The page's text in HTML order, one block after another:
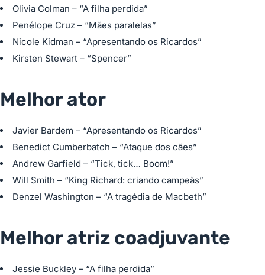
Olivia Colman – “A filha perdida”
Penélope Cruz – “Mães paralelas”
Nicole Kidman – “Apresentando os Ricardos”
Kirsten Stewart – “Spencer”
Melhor ator
Javier Bardem – “Apresentando os Ricardos”
Benedict Cumberbatch – “Ataque dos cães”
Andrew Garfield – “Tick, tick… Boom!”
Will Smith – “King Richard: criando campeãs”
Denzel Washington – “A tragédia de Macbeth”
Melhor atriz coadjuvante
Jessie Buckley – “A filha perdida”